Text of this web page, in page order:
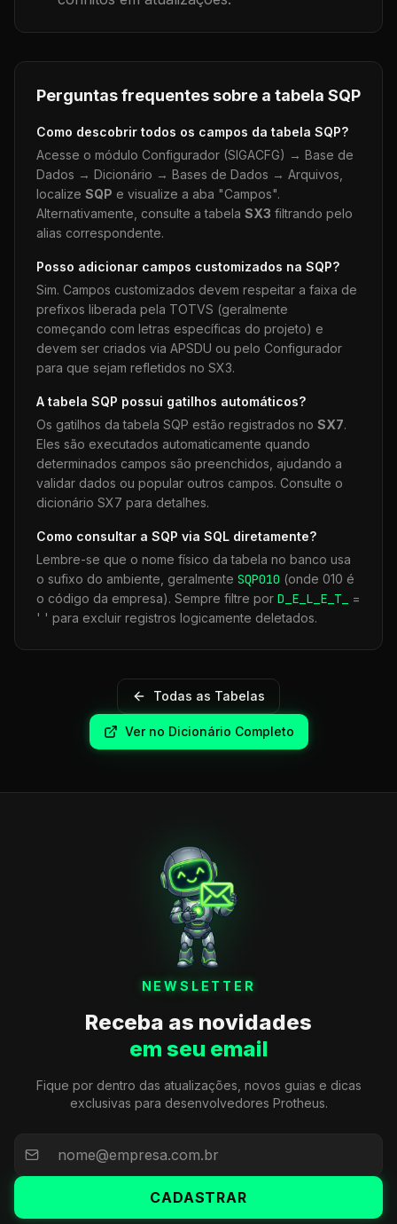
Perguntas frequentes sobre a tabela SQP
Como descobrir todos os campos da tabela SQP?
Acesse o módulo Configurador (SIGACFG) → Base de
Dados → Dicionário → Bases de Dados → Arquivos,
localize SQP e visualize a aba "Campos".
Alternativamente, consulte a tabela SX3 filtrando pelo
alias correspondente.
Posso adicionar campos customizados na SQP?
Sim. Campos customizados devem respeitar a faixa de
prefixos liberada pela TOTVS (geralmente
começando com letras específicas do projeto) e
devem ser criados via APSDU ou pelo Configurador
para que sejam refletidos no SX3.
A tabela SQP possui gatilhos automáticos?
Os gatilhos da tabela SQP estão registrados no SX7.
Eles são executados automaticamente quando
determinados campos são preenchidos, ajudando a
validar dados ou popular outros campos. Consulte o
dicionário SX7 para detalhes.
Como consultar a SQP via SQL diretamente?
Lembre-se que o nome físico da tabela no banco usa
o sufixo do ambiente, geralmente SQP010 (onde 010 é
o código da empresa). Sempre filtre por D_E_L_E_T_
=
' ' para excluir registros logicamente deletados.
Todas as Tabelas
Ver no Dicionário Completo
NEWSLETTER
Receba as novidades
em seu email
Fique por dentro das atualizações, novos guias e dicas
exclusivas para desenvolvedores Protheus.
CADASTRAR